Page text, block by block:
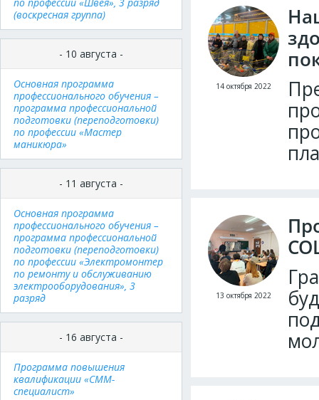
(воскресная группа)
- 10 августа -
Основная программа
профессионального обучения –
программа профессиональной
подготовки (переподготовки)
по профессии «Мастер
маникюра»
- 11 августа -
Основная программа
профессионального обучения –
программа профессиональной
подготовки (переподготовки)
по профессии «Электромонтер
по ремонту и обслуживанию
электрооборудования», 3
разряд
- 16 августа -
Программа повышения
квалификации «СММ-
специалист»
14 октября 2022
13 октября 2022